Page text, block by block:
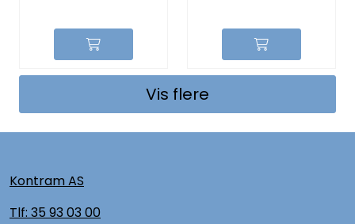
Vis flere
Kontram AS
Tlf: 35 93 03 00